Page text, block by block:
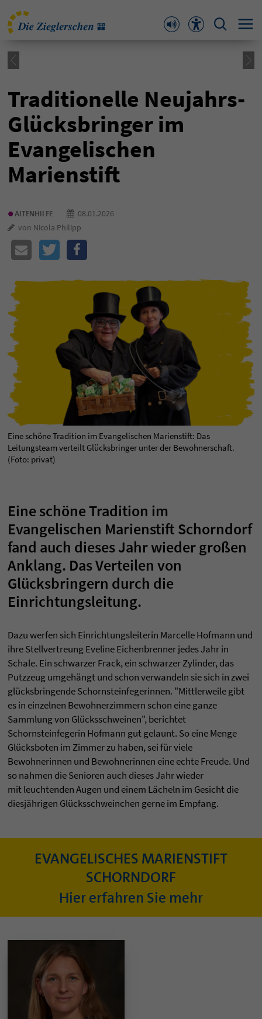
Traditionelle Neujahrs-
Glücksbringer im
Evangelischen
Marienstift
•ALTENHILFE
08.01.2026
von Nicola Philipp
Eine schöne Tradition im Evangelischen Marienstift: Das
Leitungsteam verteilt Glücksbringer unter der Bewohnerschaft.
(Foto: privat)
Eine schöne Tradition im
Evangelischen Marienstift Schorndorf
fand auch dieses Jahr wieder großen
Anklang. Das Verteilen von
Glücksbringern durch die
Einrichtungsleitung.
Dazu werfen sich Einrichtungsleiterin Marcelle Hofmann und
ihre Stellvertreung Eveline Eichenbrenner jedes Jahr in
Schale. Ein schwarzer Frack, ein schwarzer Zylinder, das
Putzzeug umgehängt und schon verwandeln sie sich in zwei
glücksbringende Schornsteinfegerinnen. "Mittlerweile gibt
es in einzelnen Bewohnerzimmern schon eine ganze
Sammlung von Glücksschweinen", berichtet
Schornsteinfegerin Hofmann gut gelaunt. So eine Menge
Glücksboten im Zimmer zu haben, sei für viele
Bewohnerinnen und Bewohnerinnen eine echte Freude. Und
so nahmen die Senioren auch dieses Jahr wieder
mit leuchtenden Augen und einem Lächeln im Gesicht die
diesjährigen Glücksschweinchen gerne im Empfang.
EVANGELISCHES MARIENSTIFT
SCHORNDORF
Hier erfahren Sie mehr